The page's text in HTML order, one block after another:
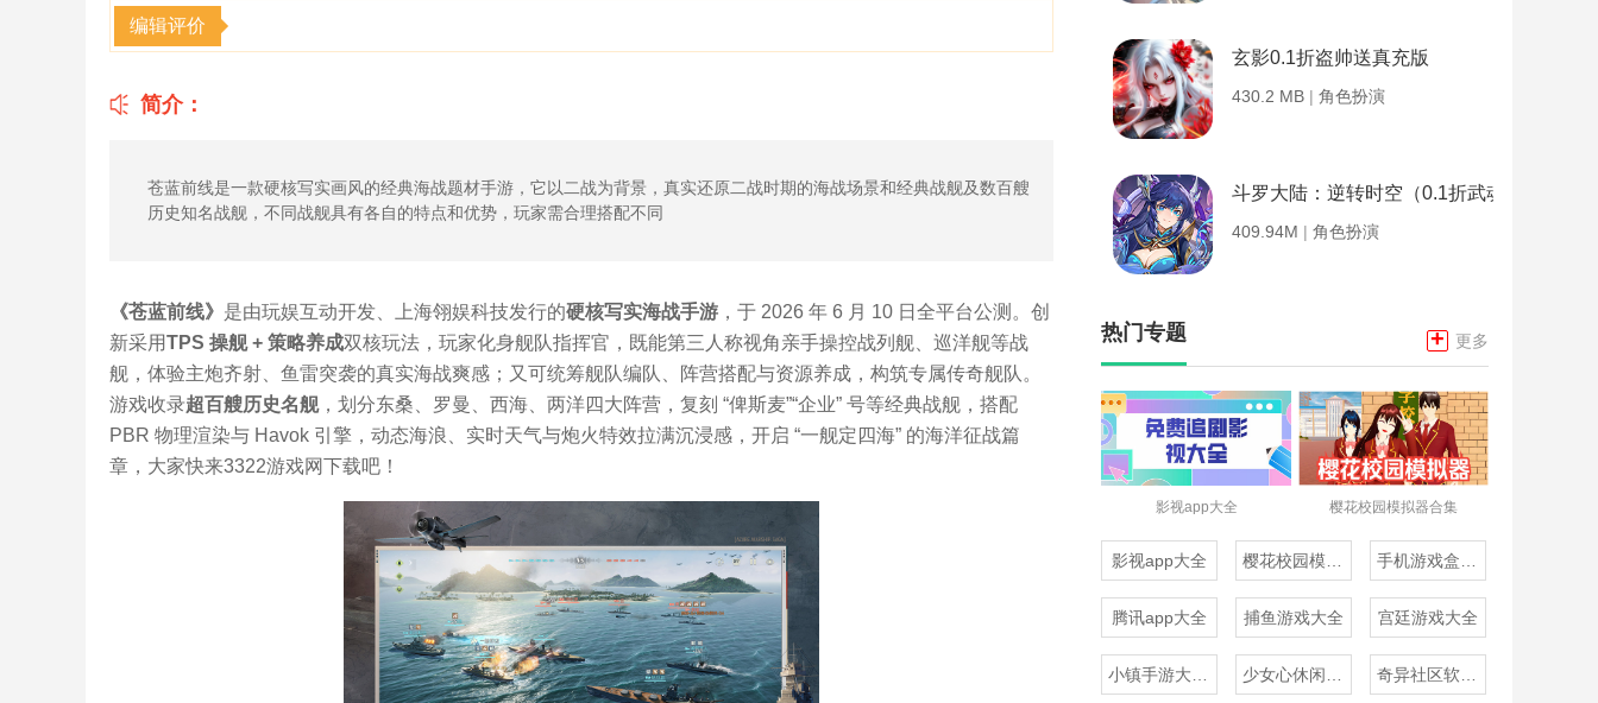
编辑评价
简介：
苍蓝前线是一款硬核写实画风的经典海战题材手游，它以二战为背景，真实还原二战时期的海战场景和经典战舰及数百艘
历史知名战舰，不同战舰具有各自的特点和优势，玩家需合理搭配不同
《苍蓝前线》 是由玩娱互动开发、上海翎娱科技发行的硬核写实海战手游 ，于 2026 年 6 月 10 日全平台公测。创
新采用TPS 操舰 + 策略养成双核玩法，玩家化身舰队指挥官，既能第三人称视角亲手操控战列舰、巡洋舰等战
舰，体验主炮齐射、鱼雷突袭的真实海战爽感；又可统筹舰队编队、阵营搭配与资源养成，构筑专属传奇舰队。
游戏收录超百艘历史名舰，划分东桑、罗曼、西海、两洋四大阵营，复刻 “俾斯麦”“企业” 号等经典战舰，搭配
PBR 物理渲染与 Havok 引擎，动态海浪、实时天气与炮火特效拉满沉浸感，开启 “一舰定四海” 的海洋征战篇
章，大家快来3322游戏网下载吧！
玄影0.1折盗帅送真充版
430.2 MB | 角色扮演
斗罗大陆：逆转时空（0.1折武魂觉醒）
409.94M | 角色扮演
热门专题 + 更多
影视app大全 樱花校园模拟器合集
影视app大全
腾讯app大全 捕鱼游戏大全 宫廷游戏大全